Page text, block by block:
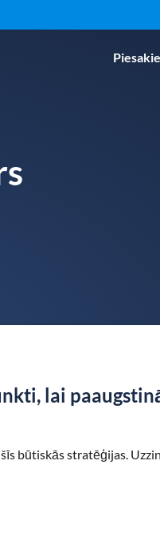
lai
būtiskās stratēģijas.